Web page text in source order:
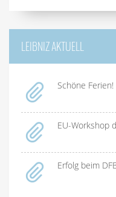
LEIBNIZ AKTUELL
Schöne Ferien!
EU-Workshop
Erfolg beim